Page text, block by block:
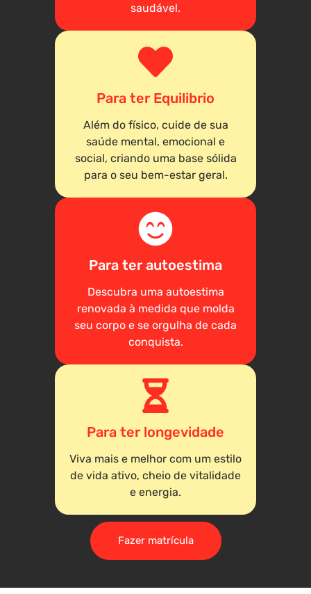
saudável.
Para ter Equilibrio
Além do físico, cuide de sua
saúde mental, emocional e
social, criando uma base sólida
para o seu bem-estar geral.
Para ter autoestima
Descubra uma autoestima
renovada à medida que molda
seu corpo e se orgulha de cada
conquista.
Para ter longevidade
Viva mais e melhor com um estilo
de vida ativo, cheio de vitalidade
e energia.
Fazer matrícula